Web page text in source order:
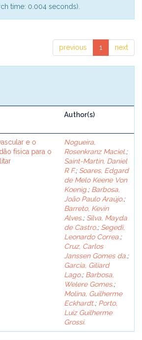
time: 0.004 seconds).
previous 1 next
Author(s)
e o
física para o
Nogueira,
Rosenkranz Maciel.;
Saint-Martin, Daniel
R F.; Soares, Edgard
de Melo Keene Von
Koenig.; Barbosa,
João Paulo Araújo.;
Barreto, Kevin
Alves.; Silva, Mayda
de Castro.; Segedi,
Leonardo Correa.;
Cruz, Carlos
Janssen Gomes da.;
Garcia, Giliard
Lago.; Barbosa,
Welere Gomes.;
Molina, Guilherme
Eckhardt.; Porto,
Luiz Guilherme
Grossi.